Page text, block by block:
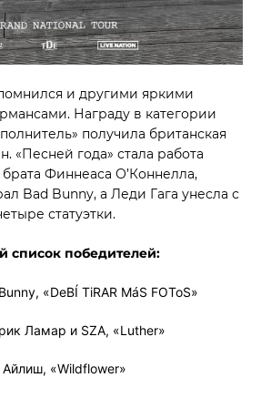
и другими яркими
Награду в категории
получила британская
«Песней года» стала работа
Финнеаса О’Коннелла,
Bad Bunny, а Леди Гага унесла с
статуэтки.
список победителей:
«DeBÍ TiRAR MáS FOToS»
Ламар и SZA, «Luther»
«Wildflower»